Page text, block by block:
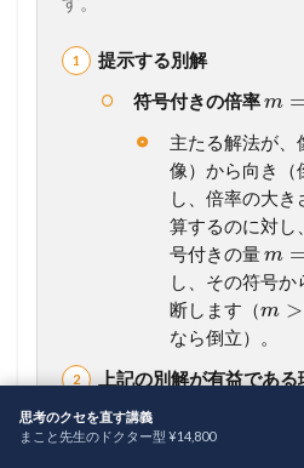
提示する別解
符号付きの倍率m =
主たる解法が
像）から向き
し、倍率の大き
算するのに対し
号付きの量m =
し、その符号
断します（m >
なら倒立）。
上記の別解が有益である
思考の統一化:
像の
きさといった複数の
思考のクセを直す講義
まこと先生のドクター型 ¥14,800